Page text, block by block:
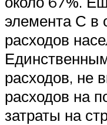
элемента С
расходов
расходов, не
расходов на
затраты на